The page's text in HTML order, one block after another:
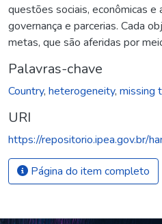
questões sociais, econômicas e
governança e parcerias. Cada
metas, que são aferidas por
Palavras-chave
Country, heterogeneity, missing
URI
https://repositorio.ipea.gov.br/
Página do item completo